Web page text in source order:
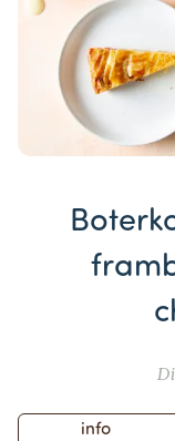
info